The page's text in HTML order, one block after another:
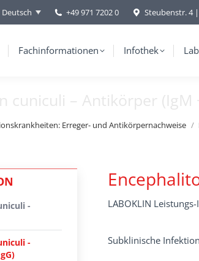
Deutsch +49 971 7202 0 Steubenstr. 4 |
Fachinformationen Infothek
cuniculi – Antikörper (IgM
Erreger- und Antikörpernachweise
LABOKLIN
Subklinische
-
-